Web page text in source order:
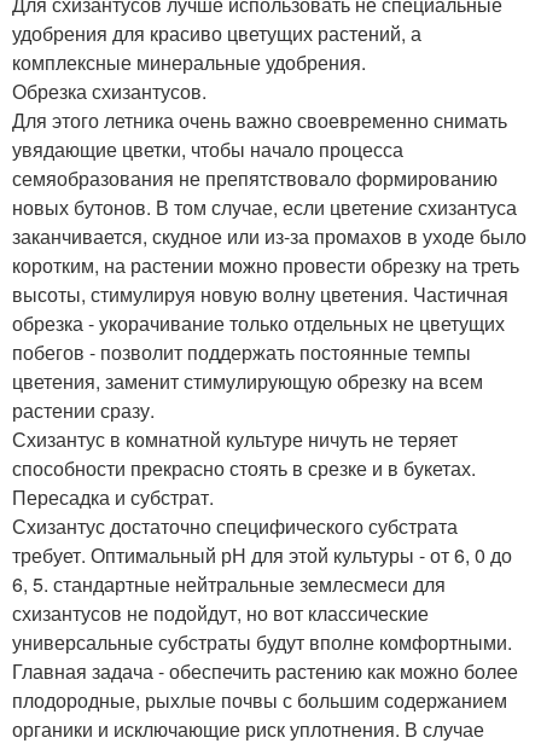
удобрения для красиво цветущих растений, а
комплексные минеральные удобрения.
Обрезка схизантусов.
Для этого летника очень важно своевременно снимать
увядающие цветки, чтобы начало процесса
семяобразования не препятствовало формированию
новых бутонов. В том случае, если цветение схизантуса
заканчивается, скудное или из-за промахов в уходе было
коротким, на растении можно провести обрезку на треть
высоты, стимулируя новую волну цветения. Частичная
обрезка - укорачивание только отдельных не цветущих
побегов - позволит поддержать постоянные темпы
цветения, заменит стимулирующую обрезку на всем
растении сразу.
Схизантус в комнатной культуре ничуть не теряет
способности прекрасно стоять в срезке и в букетах.
Пересадка и субстрат.
Схизантус достаточно специфического субстрата
требует. Оптимальный рН для этой культуры - от 6, 0 до
6, 5. стандартные нейтральные землесмеси для
схизантусов не подойдут, но вот классические
универсальные субстраты будут вполне комфортными.
Главная задача - обеспечить растению как можно более
плодородные, рыхлые почвы с большим содержанием
органики и исключающие риск уплотнения. В случае